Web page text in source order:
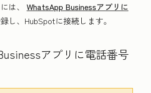
は、 WhatsApp Businessアプリに
し、HubSpotに接続します。
アプリに電話番号